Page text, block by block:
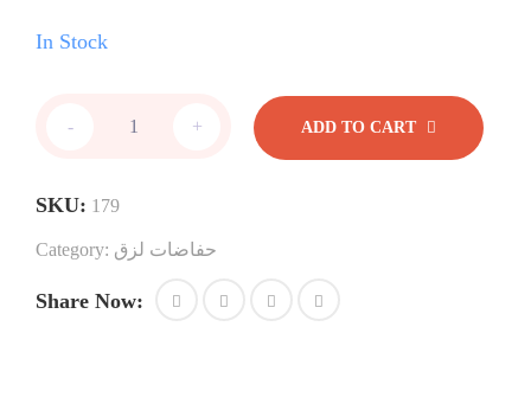
In Stock
quantity
- + ADD TO CART
SKU: 179
Category: حفاضات لزق
Share Now: